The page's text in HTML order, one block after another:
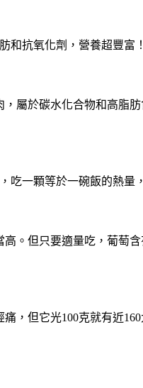
抗氧化劑，營養超豐富
屬於碳水化合物和高脂
吃一顆等於一碗飯的熱量
。但只要適量吃，葡萄
，但它光100克就有近160